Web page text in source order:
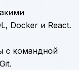
, Docker и React.
с командной